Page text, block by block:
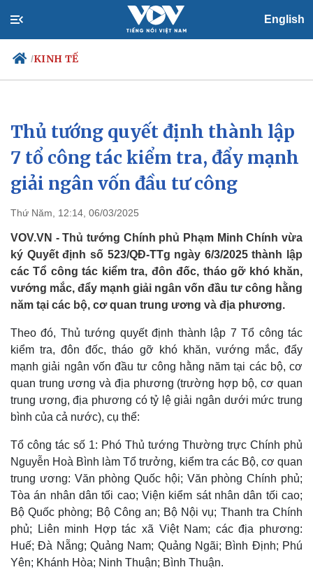
English
/KINH TẾ
Chính trị
Đảng
Tổ chức nhân sự
Quốc hội
Nhận diện sự thật
Xã hội
Tin 24h
Dự báo thời tiết
Giáo dục
Thủ tướng quyết định thành lập
7 tổ công tác kiểm tra, đẩy mạnh
giải ngân vốn đầu tư công
Thứ Năm, 12:14, 06/03/2025
VOV.VN - Thủ tướng Chính phủ Phạm Minh Chính vừa
ký Quyết định số 523/QĐ-TTg ngày 6/3/2025 thành lập
các Tổ công tác kiểm tra, đôn đốc, tháo gỡ khó khăn,
vướng mắc, đẩy mạnh giải ngân vốn đầu tư công hằng
năm tại các bộ, cơ quan trung ương và địa phương.
Theo đó, Thủ tướng quyết định thành lập 7 Tổ công tác
kiểm tra, đôn đốc, tháo gỡ khó khăn, vướng mắc, đẩy
mạnh giải ngân vốn đầu tư công hằng năm tại các bộ, cơ
quan trung ương và địa phương (trường hợp bộ, cơ quan
trung ương, địa phương có tỷ lệ giải ngân dưới mức trung
bình của cả nước), cụ thể:
Tổ công tác số 1: Phó Thủ tướng Thường trực Chính phủ
Nguyễn Hoà Bình làm Tổ trưởng, kiểm tra các Bộ, cơ quan
trung ương: Văn phòng Quốc hội; Văn phòng Chính phủ;
Tòa án nhân dân tối cao; Viện kiểm sát nhân dân tối cao;
Bộ Quốc phòng; Bộ Công an; Bộ Nội vụ; Thanh tra Chính
phủ; Liên minh Hợp tác xã Việt Nam; các địa phương:
Huế; Đà Nẵng; Quảng Nam; Quảng Ngãi; Bình Định; Phú
Yên; Khánh Hòa; Ninh Thuận; Bình Thuận.